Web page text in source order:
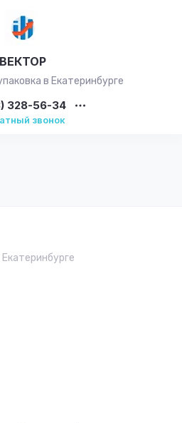
ВЕКТОР
в Екатеринбурге
328-56-34
звонок